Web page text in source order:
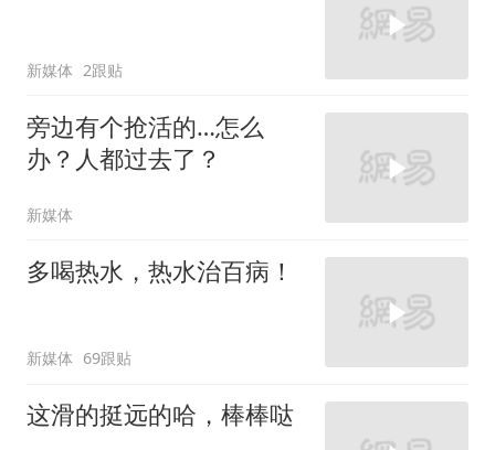
新媒体 2跟贴
旁边有个抢活的…怎么
办？人都过去了？
新媒体
多喝热水，热水治百病！
新媒体 69跟贴
这滑的挺远的哈，棒棒哒